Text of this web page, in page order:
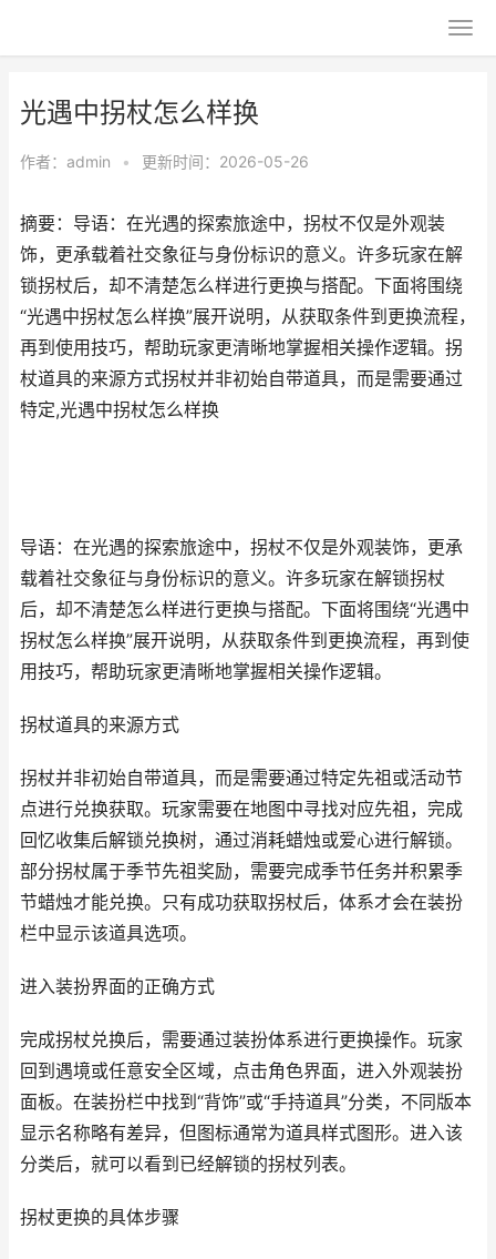
光遇中拐杖怎么样换
作者： admin • 更新时间：2026-05-26
摘要：导语：在光遇的探索旅途中，拐杖不仅是外观装
饰，更承载着社交象征与身份标识的意义。许多玩家在解
锁拐杖后，却不清楚怎么样进行更换与搭配。下面将围绕
“光遇中拐杖怎么样换”展开说明，从获取条件到更换流程，
再到使用技巧，帮助玩家更清晰地掌握相关操作逻辑。拐
杖道具的来源方式拐杖并非初始自带道具，而是需要通过
特定,光遇中拐杖怎么样换
导语：在光遇的探索旅途中，拐杖不仅是外观装饰，更承
载着社交象征与身份标识的意义。许多玩家在解锁拐杖
后，却不清楚怎么样进行更换与搭配。下面将围绕“光遇中
拐杖怎么样换”展开说明，从获取条件到更换流程，再到使
用技巧，帮助玩家更清晰地掌握相关操作逻辑。
拐杖道具的来源方式
拐杖并非初始自带道具，而是需要通过特定先祖或活动节
点进行兑换获取。玩家需要在地图中寻找对应先祖，完成
回忆收集后解锁兑换树，通过消耗蜡烛或爱心进行解锁。
部分拐杖属于季节先祖奖励，需要完成季节任务并积累季
节蜡烛才能兑换。只有成功获取拐杖后，体系才会在装扮
栏中显示该道具选项。
进入装扮界面的正确方式
完成拐杖兑换后，需要通过装扮体系进行更换操作。玩家
回到遇境或任意安全区域，点击角色界面，进入外观装扮
面板。在装扮栏中找到“背饰”或“手持道具”分类，不同版本
显示名称略有差异，但图标通常为道具样式图形。进入该
分类后，就可以看到已经解锁的拐杖列表。
拐杖更换的具体步骤